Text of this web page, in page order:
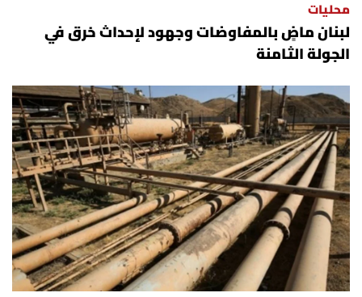
محليات
لبنان ماضٍ بالمفاوضات وجهود لإحداث خرق في
الجولة الثامنة